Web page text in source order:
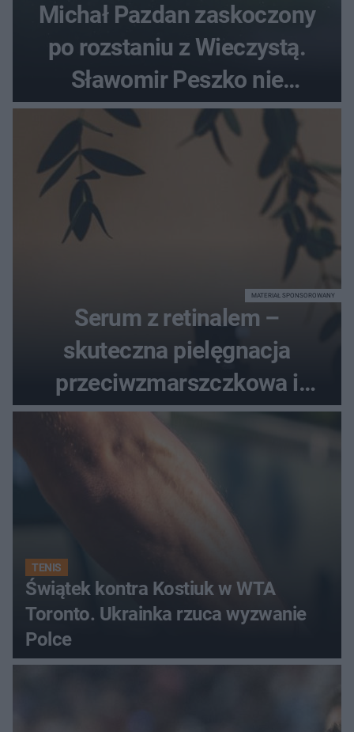
Michał Pazdan zaskoczony
po rozstaniu z Wieczystą.
Sławomir Peszko nie
dotrzymał słowa?
Serum z retinalem –
skuteczna pielęgnacja
przeciwzmarszczkowa i
regenerująca
MATERIAŁ SPONSOROWANY
TENIS
Świątek kontra Kostiuk w WTA
Toronto. Ukrainka rzuca wyzwanie
Polce